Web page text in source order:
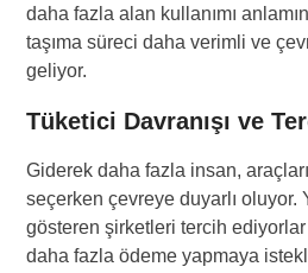
daha fazla alan kullanımı
taşıma süreci daha verimli ve
geliyor.
Tüketici Davranışı ve
Giderek daha fazla insan,
seçerken çevreye duyarlı oluyor.
gösteren şirketleri tercih
daha fazla ödeme yapmaya